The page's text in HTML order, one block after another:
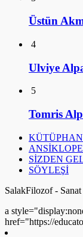
Üstün
4
Ulviye
5
Tomris
SİZDEN
SÖYLEŞİ
SalakFilozof -
a
href="https://